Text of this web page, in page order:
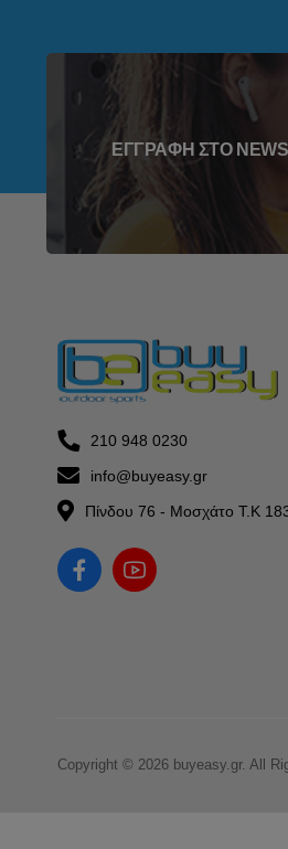
ΕΓΓΡΑΦΉ ΣΤΟ
210 948 0230
info@buyeasy.gr
Πίνδου 76 - Μοσχάτο Τ.Κ
Copyright © 2026 buyeasy.gr. All